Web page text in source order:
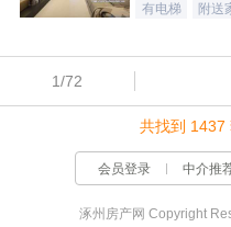
有电梯 附送
1/72
共找到 1437
会员登录 中介推
涿州房产网 Copyright